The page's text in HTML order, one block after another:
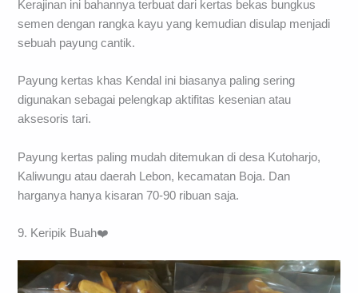
Kerajinan ini bahannya terbuat dari kertas bekas bungkus
semen dengan rangka kayu yang kemudian disulap menjadi
sebuah payung cantik.
Payung kertas khas Kendal ini biasanya paling sering
digunakan sebagai pelengkap aktifitas kesenian atau
aksesoris tari.
Payung kertas paling mudah ditemukan di desa Kutoharjo,
Kaliwungu atau daerah Lebon, kecamatan Boja. Dan
harganya hanya kisaran 70-90 ribuan saja.
9. Keripik Buah❤️